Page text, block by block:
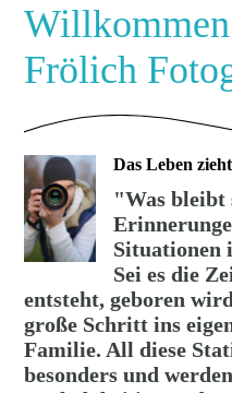
Frölich
Das Leben
"Was bleibt
Situationen
Sei es die
entsteht, geboren
große Schritt ins
Familie. All diese
besonders und